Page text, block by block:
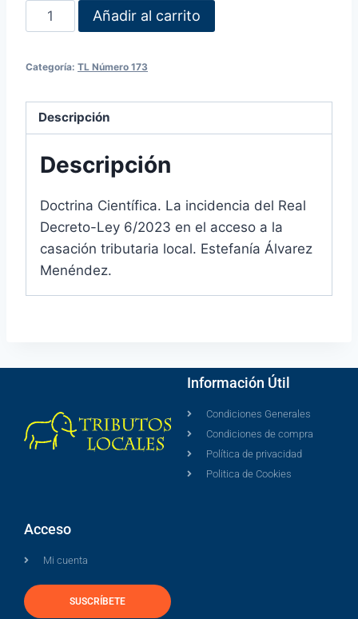
Añadir al carrito
Categoría: TL Número 173
Descripción
Descripción
Doctrina Científica. La incidencia del Real
Decreto-Ley 6/2023 en el acceso a la
casación tributaria local. Estefanía Álvarez
Menéndez.
Información Útil
Condiciones Generales
Condiciones de compra
Política de privacidad
Politica de Cookies
Acceso
Mi cuenta
SUSCRÍBETE